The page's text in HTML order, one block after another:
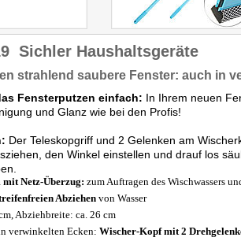
Sichler Haushaltsgeräte
strahlend saubere Fenster: auch in
Fensterputzen einfach: In Ihrem neuen
und Glanz wie bei den Profis!
Der Teleskopgriff und 2 Gelenken am
den Winkel einstellen und drauf los
Netz-Überzug: zum Auftragen des Wischwassers
Abziehen von Wasser
Abziehbreite: ca. 26 cm
verwinkelten Ecken: Wischer-Kopf mit 2